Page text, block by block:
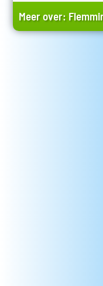
Meer over: